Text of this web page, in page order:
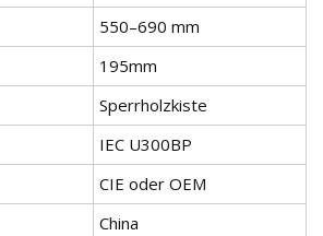
550–690 mm
195mm
Sperrholzkiste
IEC U300BP
CIE oder OEM
China